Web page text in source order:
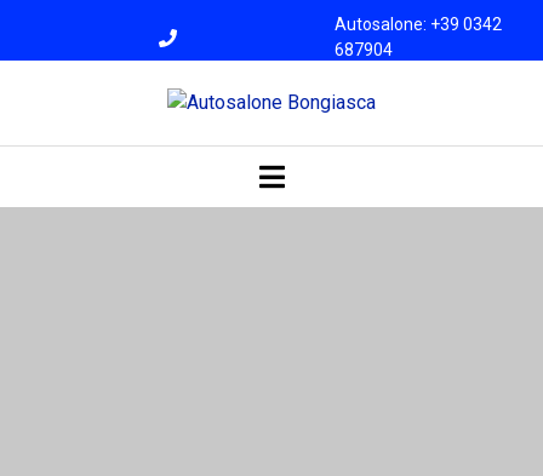
Autosalone: +39 0342
687904
687945
t